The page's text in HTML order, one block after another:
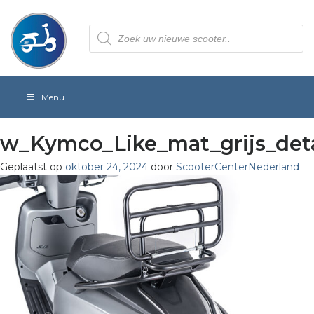
Producten
zoeken
Menu
Geplaatst op oktober 24, 2024 door ScooterCenterNederland